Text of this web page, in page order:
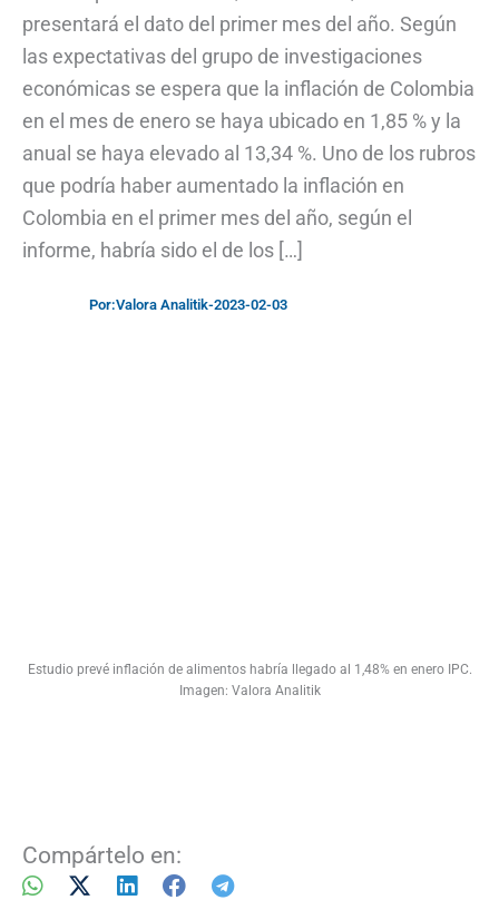
presentará el dato del primer mes del año. Según
las expectativas del grupo de investigaciones
económicas se espera que la inflación de Colombia
en el mes de enero se haya ubicado en 1,85 % y la
anual se haya elevado al 13,34 %. Uno de los rubros
que podría haber aumentado la inflación en
Colombia en el primer mes del año, según el
informe, habría sido el de los […]
Por:Valora Analitik-2023-02-03
Estudio prevé inflación de alimentos habría llegado al 1,48% en enero IPC.
Imagen: Valora Analitik
Compártelo en: